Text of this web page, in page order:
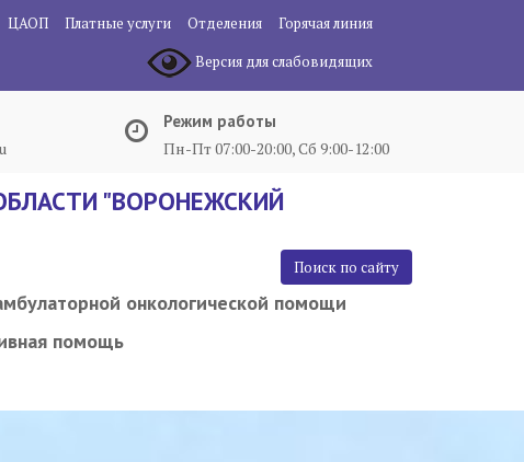
ЦАОП Платные услуги Отделения
Горячая линия
Версия для слабовидящих
Режим работы
Пн-Пт 07:00-20:00, Сб 9:00-12:00
"ВОРОНЕЖСКИЙ
Поиск по сайту
онкологической помощи
помощь